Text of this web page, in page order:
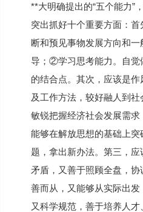
**大明确提出的“五个能力”
突出抓好十个重要方面：
断和预见事物发展方向和
导；②学习思考能力。自觉
的结合点。其次，应该是
及工作方法，较好融人到
敏锐把握经济社会发展需
能够在解放思想的基础上
题，拿出新办法。第三，
矛盾，又善于照顾全盘，
善而从，又能够从实际出
又科学规范，善于培养人